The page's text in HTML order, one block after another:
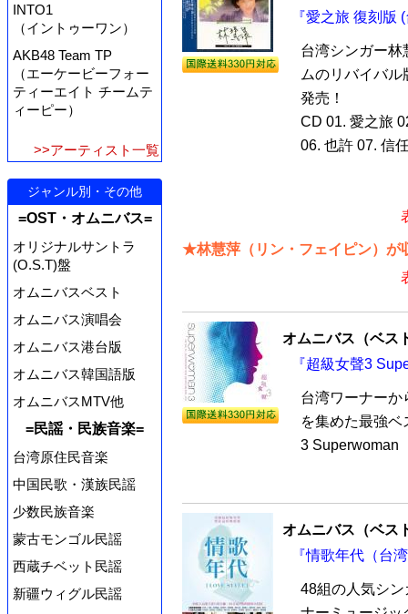
INTO1
（イントゥーワン）
AKB48 Team TP
（エーケービーフォー
ティーエイト チームテ
ィーピー）
>>アーティスト一覧
ジャンル別・その他
=OST・オムニバス=
オリジナルサントラ
(O.S.T)盤
オムニバスベスト
オムニバス演唱会
オムニバス港台版
オムニバス韓国語版
オムニバスMTV他
=民謡・民族音楽=
台湾原住民音楽
中国民歌・漢族民謡
少数民族音楽
蒙古モンゴル民謡
西蔵チベット民謡
新疆ウィグル民謡
『愛之旅 復刻版
台湾シンガー
ムのリバイバ
発売！
CD 01. 愛之旅
06. 也許 07. 信
★林慧萍（リン・フェイピン）が
オムニバス（ベス
『超級女聲3
台湾ワーナーか
を集めた最強
3 Superwoman
オムニバス（ベス
『情歌年代（台
48組の人気シ